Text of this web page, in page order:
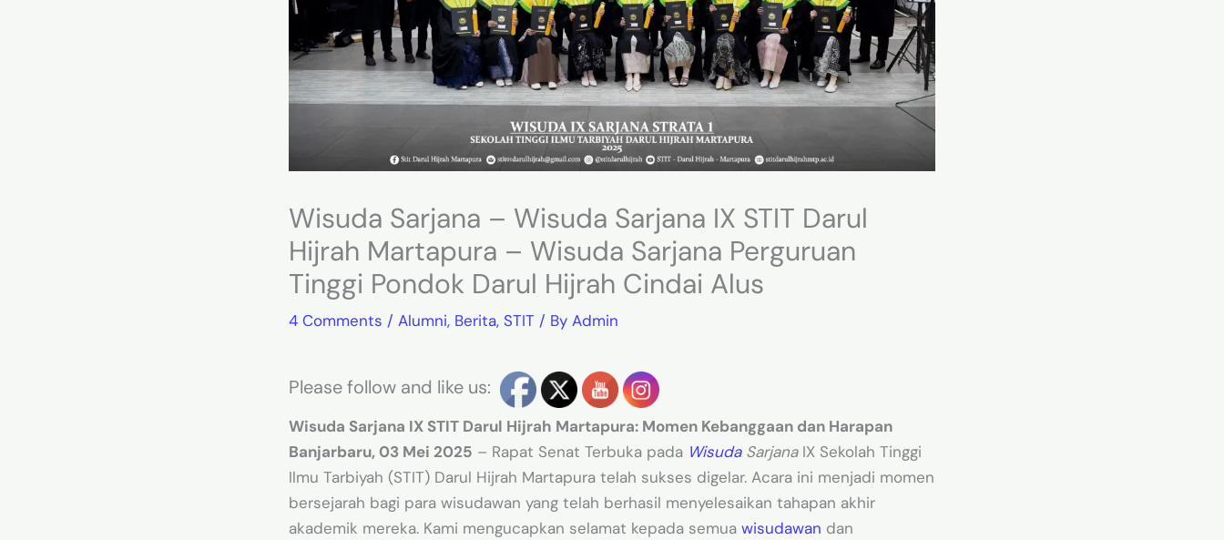
Wisuda Sarjana – Wisuda Sarjana IX STIT Darul
Hijrah Martapura – Wisuda Sarjana Perguruan
Tinggi Pondok Darul Hijrah Cindai Alus
4 Comments / Alumni, Berita, STIT / By Admin
Please follow and like us:
Wisuda Sarjana IX STIT Darul Hijrah Martapura: Momen Kebanggaan dan Harapan
Banjarbaru, 03 Mei 2025 – Rapat Senat Terbuka pada WisudaSarjanaIX Sekolah Tinggi
Ilmu Tarbiyah (STIT) Darul Hijrah Martapura telah sukses digelar. Acara ini menjadi momen
bersejarah bagi para wisudawan yang telah berhasil menyelesaikan tahapan akhir
akademik mereka. Kami mengucapkan selamat kepada semua wisudawan dan